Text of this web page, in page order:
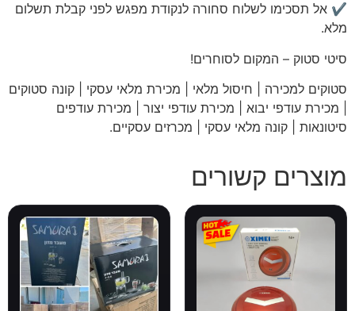
✔️ אל תסכימו לשלוח סחורה לנקודת מפגש לפני קבלת תשלום
מלא.
סיטי סטוק – המקום לסוחרים!
סטוקים למכירה | חיסול מלאי | מכירת מלאי עסקי | קונה סטוקים
| מכירת עודפי יבוא | מכירת עודפי יצור | מכירת עודפים
סיטונאות | קונה מלאי עסקי | מכרזים עסקיים.
מוצרים קשורים